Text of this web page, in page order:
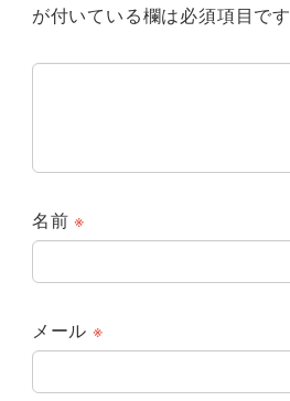
が付いている欄は必須項目です
名前※
メール ※